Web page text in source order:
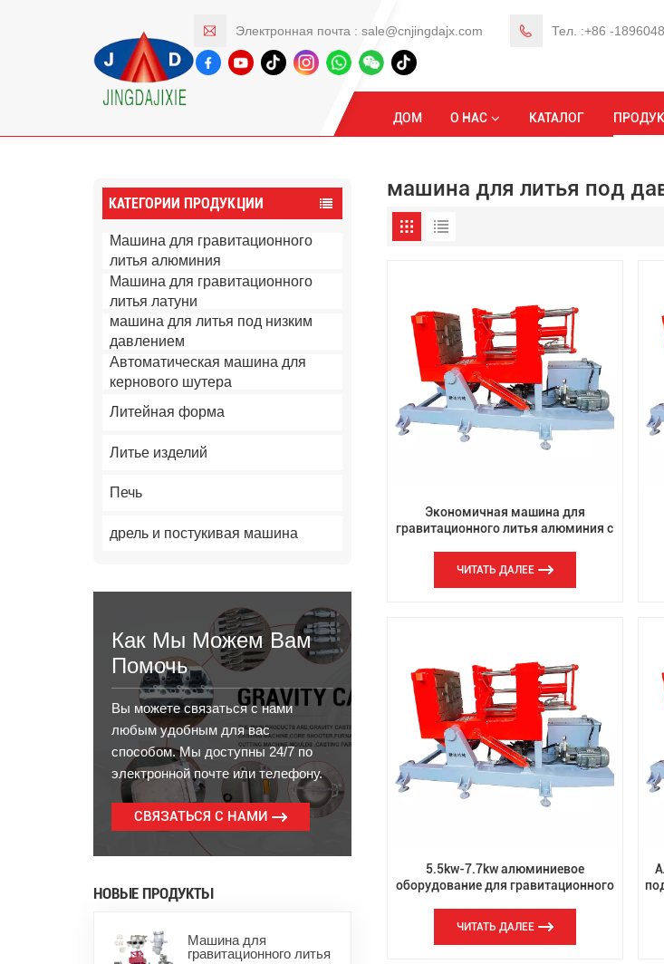
Электронная почта : sale@cnjingdajx.com Тел. :+86 -
ДОМ О НАС КАТАЛОГ
Продукты
КАТЕГОРИИ ПРОДУКЦИИ
Машина для гравитационного
литья алюминия
Машина для гравитационного
литья латуни
машина для литья под низким
давлением
Автоматическая машина для
кернового шутера
Литейная форма
Литье изделий
Печь
дрель и постукивая машина
Как Мы Можем Вам
Помочь
Вы можете связаться с нами
любым удобным для вас
способом. Мы доступны 24/7 по
электронной почте или телефону.
СВЯЗАТЬСЯ С НАМИ
НОВЫЕ ПРОДУКТЫ
Машина для
гравитационного литья
машина для литья под
Экономичная машина для
гравитационного литья алюминия с
ЧИТАТЬ ДАЛЕЕ
5.5kw-7.7kw алюминиевое
оборудование для гравитационного
ЧИТАТЬ ДАЛЕЕ